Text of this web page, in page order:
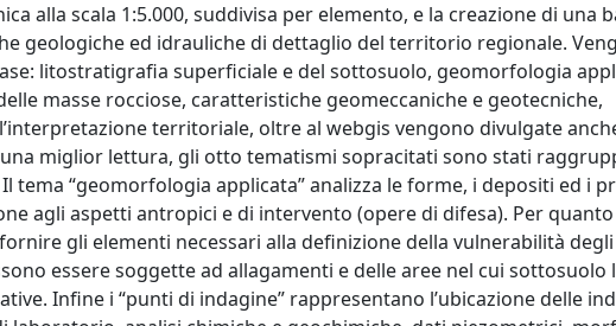
alla scala 1:5.000, suddivisa per elemento, e la creazione di una
geologiche ed idrauliche di dettaglio del territorio regionale.
litostratigrafia superficiale e del sottosuolo, geomorfologia
masse rocciose, caratteristiche geomeccaniche e geotecniche,
territoriale, oltre al webgis vengono divulgate
miglior lettura, gli otto tematismi sopracitati sono stati
“geomorfologia applicata” analizza le forme, i depositi ed i
agli aspetti antropici e di intervento (opere di difesa). Per
gli elementi necessari alla definizione della vulnerabilità
essere soggette ad allagamenti e delle aree nel cui sottosuolo
Infine i “punti di indagine” rappresentano l’ubicazione delle